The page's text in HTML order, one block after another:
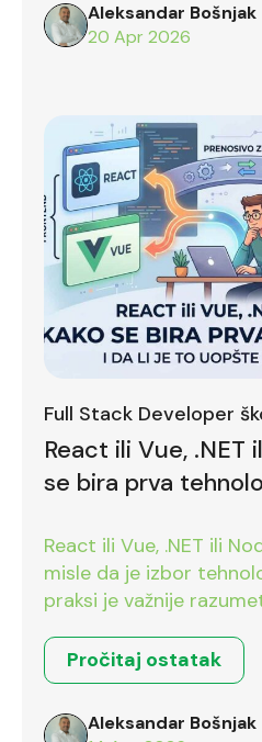
Aleksandar Bošnjak
20 Apr 2026
Full Stack Developer
React ili Vue, .NET
se bira prva
React ili Vue, .NET ili
misle da je izbor
praksi je važnije
Pročitaj ostatak
Aleksandar Bošnjak